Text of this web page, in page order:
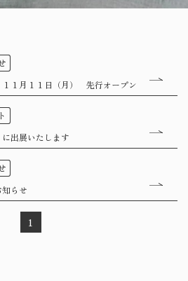
１月１１日（月） 先行オープン
出展いたします
らせ
1